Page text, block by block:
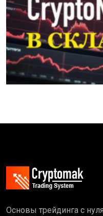
Основы трейдинга с